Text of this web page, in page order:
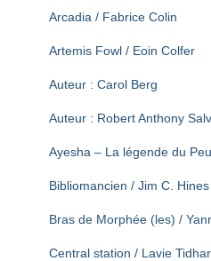
Arcadia / Fabrice Colin
Artemis Fowl / Eoin Colfer
Auteur : Carol Berg
Auteur : Robert Anthony
Ayesha – La légende du
Bibliomancien / Jim C. Hines
Bras de Morphée (les) /
Central station / Lavie Tidhar